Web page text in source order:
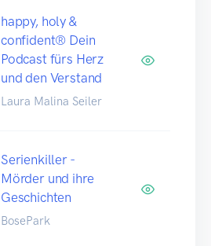
happy, holy &
confident® Dein
Podcast fürs Herz
und den Verstand
Laura Malina Seiler
Serienkiller -
Mörder und ihre
Geschichten
BosePark